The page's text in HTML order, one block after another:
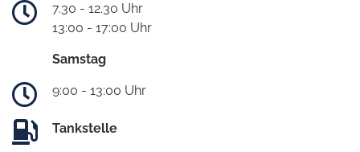
7.30 - 12.30 Uhr
13:00 - 17:00 Uhr
Samstag
9:00 - 13:00 Uhr
Tankstelle